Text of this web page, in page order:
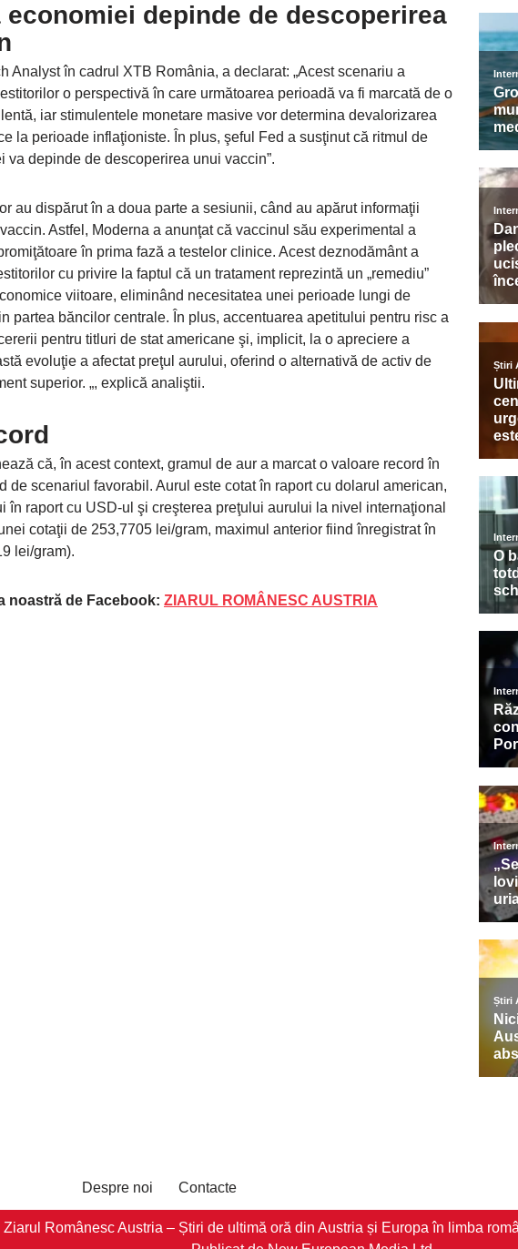
economiei depinde de descoperirea
Analyst în cadrul XTB România, a declarat: „Acest scenariu a
o perspectivă în care următoarea perioadă va fi marcată de o
iar stimulentele monetare masive vor determina devalorizarea
la perioade inflaţioniste. În plus, şeful Fed a susţinut că ritmul de
va depinde de descoperirea unui vaccin”.
au dispărut în a doua parte a sesiunii, când au apărut informaţii
Astfel, Moderna a anunţat că vaccinul său experimental a
în prima fază a testelor clinice. Acest deznodământ a
cu privire la faptul că un tratament reprezintă un „remediu”
viitoare, eliminând necesitatea unei perioade lungi de
partea băncilor centrale. În plus, accentuarea apetitului pentru risc a
pentru titluri de stat americane şi, implicit, la o apreciere a
evoluţie a afectat preţul aurului, oferind o alternativă de activ de
superior. „, explică analiştii.
că, în acest context, gramul de aur a marcat o valoare record în
de scenariul favorabil. Aurul este cotat în raport cu dolarul american,
în raport cu USD-ul şi creşterea preţului aurului la nivel internaţional
cotaţii de 253,7705 lei/gram, maximul anterior fiind înregistrat în
lei/gram).
noastră de Facebook: ZIARUL ROMÂNESC AUSTRIA
Despre noi Contacte
Românesc Austria – Știri de ultimă oră din Austria și Europa în limba